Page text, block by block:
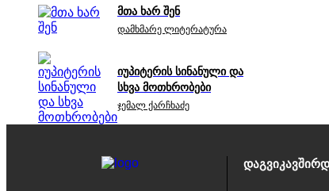
მთა ხარ შენ
დამხმარე ლიტერატურა
იუპიტერის სინანული და
სხვა მოთხრობები
ჯემალ ქარჩხაძე